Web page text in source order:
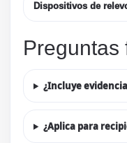
Dispositivos de
Preguntas
¿Incluye
¿Aplica para